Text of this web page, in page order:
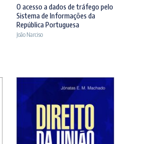
preço
original
era:
preço
atual
O acesso a dados de tráfego pelo
Sistema de Informações da
República Portuguesa
João Narciso